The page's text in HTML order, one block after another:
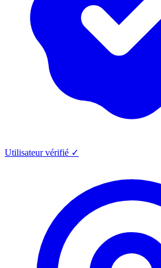
Utilisateur vérifié ✓